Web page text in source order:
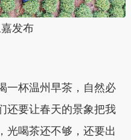
发布
一杯温州早茶，自然必
还要让春天的景象把我
光喝茶还不够，还要出